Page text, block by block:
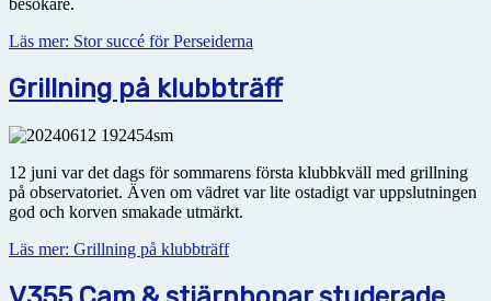
besökare.
Läs mer: Stor succé för Perseiderna
Grillning på klubbträff
12 juni var det dags för sommarens första klubbkväll med grillning
på observatoriet. Även om vädret var lite ostadigt var uppslutningen
god och korven smakade utmärkt.
Läs mer: Grillning på klubbträff